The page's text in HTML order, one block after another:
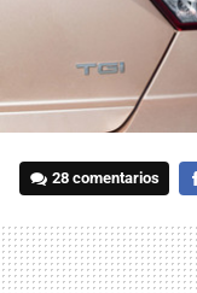
28 comentarios